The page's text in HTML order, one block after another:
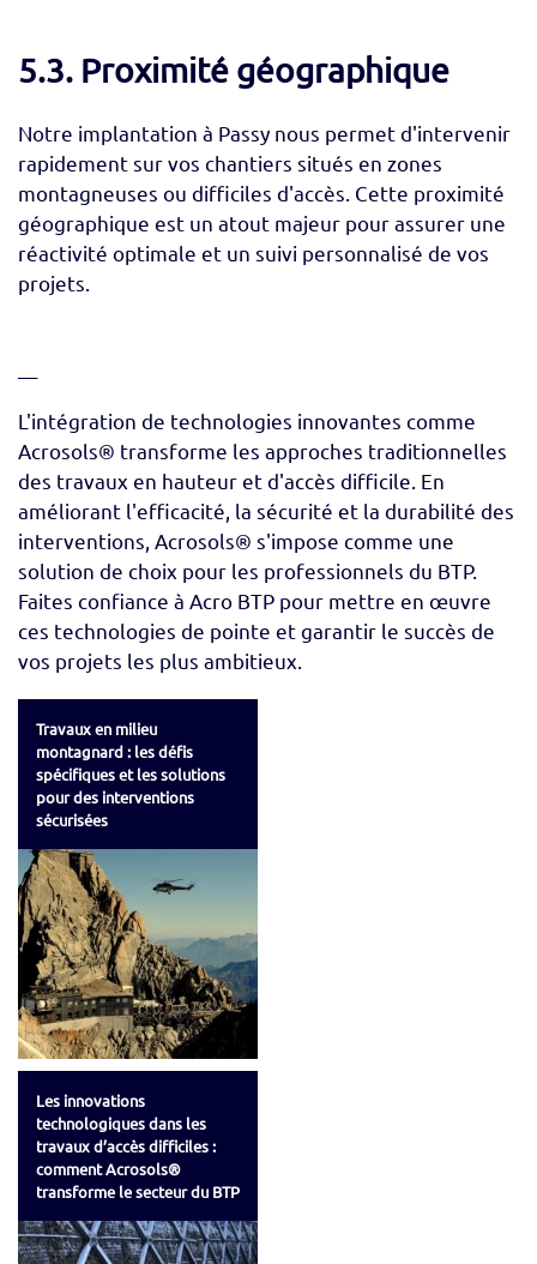
5.3. Proximité géographique
Notre implantation à Passy nous permet d'intervenir
rapidement sur vos chantiers situés en zones
montagneuses ou difficiles d'accès. Cette proximité
géographique est un atout majeur pour assurer une
réactivité optimale et un suivi personnalisé de vos
projets.
L'intégration de technologies innovantes comme
Acrosols® transforme les approches traditionnelles
des travaux en hauteur et d'accès difficile. En
améliorant l'efficacité, la sécurité et la durabilité des
interventions, Acrosols® s'impose comme une
solution de choix pour les professionnels du BTP.
Faites confiance à Acro BTP pour mettre en œuvre
ces technologies de pointe et garantir le succès de
vos projets les plus ambitieux.
Travaux en milieu
montagnard : les défis
spécifiques et les solutions
pour des interventions
sécurisées
Les innovations
technologiques dans les
travaux d’accès difficiles :
comment Acrosols®
transforme le secteur du BTP